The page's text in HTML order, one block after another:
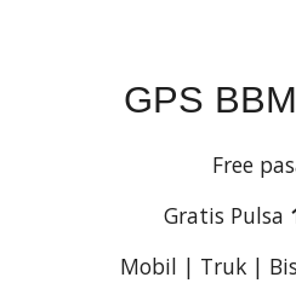
GPS
Free
Gratis Pulsa
Mobil | Truk |